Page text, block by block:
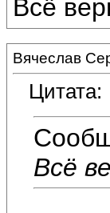
Всё
Вячеслав
Цитата:
Всё